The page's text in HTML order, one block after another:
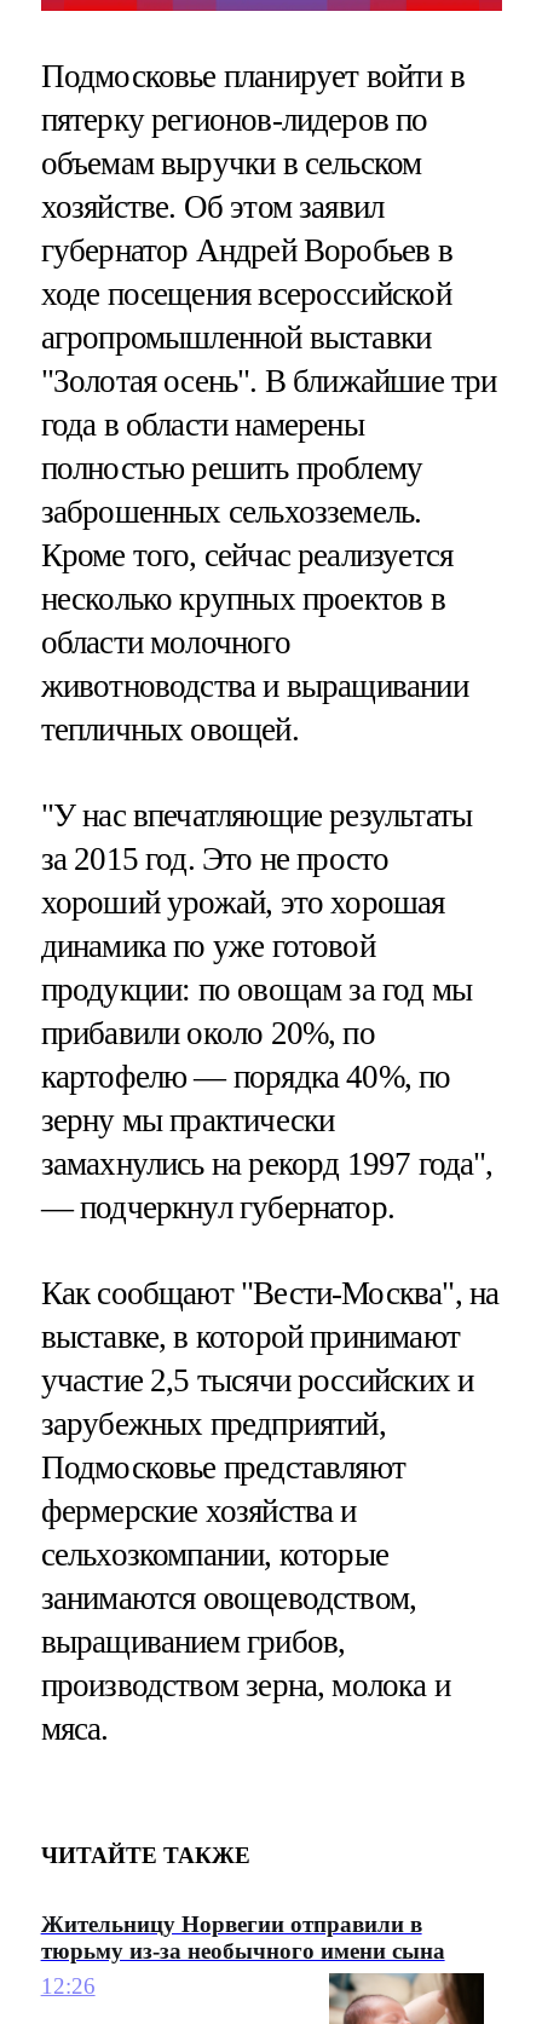
Подмосковье планирует войти в
пятерку регионов-лидеров по
объемам выручки в сельском
хозяйстве. Об этом заявил
губернатор Андрей Воробьев в
ходе посещения всероссийской
агропромышленной выставки
"Золотая осень". В ближайшие три
года в области намерены
полностью решить проблему
заброшенных сельхозземель.
Кроме того, сейчас реализуется
несколько крупных проектов в
области молочного
животноводства и выращивании
тепличных овощей.
"У нас впечатляющие результаты
за 2015 год. Это не просто
хороший урожай, это хорошая
динамика по уже готовой
продукции: по овощам за год мы
прибавили около 20%, по
картофелю — порядка 40%, по
зерну мы практически
замахнулись на рекорд 1997 года",
— подчеркнул губернатор.
Как сообщают "Вести-Москва", на
выставке, в которой принимают
участие 2,5 тысячи российских и
зарубежных предприятий,
Подмосковье представляют
фермерские хозяйства и
сельхозкомпании, которые
занимаются овощеводством,
выращиванием грибов,
производством зерна, молока и
мяса.
ЧИТАЙТЕ ТАКЖЕ
Жительницу Норвегии отправили в
тюрьму из-за необычного имени сына
12:26